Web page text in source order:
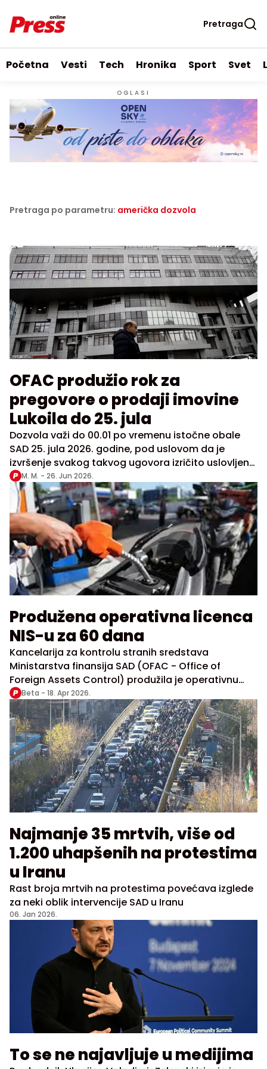
Pretraga
Početna Vesti Tech Hronika Sport Svet
OGLASI
Pretraga po parametru: američka dozvola
OFAC produžio rok za
pregovore o prodaji imovine
Lukoila do 25. jula
Dozvola važi do 00.01 po vremenu istočne obale
SAD 25. jula 2026. godine, pod uslovom da je
izvršenje svakog takvog ugovora izričito uslovljeno
dobijanjem posebnog odobrenja Kancelarije za
kontrolu strane imovine
M. M. - 26. Jun 2026.
Produžena operativna licenca
NIS-u za 60 dana
Kancelarija za kontrolu stranih sredstava
Ministarstva finansija SAD (OFAC - Office of
Foreign Assets Control) produžila je operativnu
licencu Naftnoj industriji Srbije, na 60 dana, do 16.
juna
Beta - 18. Apr 2026.
Najmanje 35 mrtvih, više od
1.200 uhapšenih na protestima
u Iranu
Rast broja mrtvih na protestima povećava izglede
za neki oblik intervencije SAD u Iranu
06. Jan 2026.
To se ne najavljuje u medijima